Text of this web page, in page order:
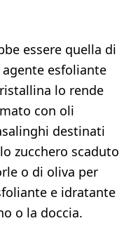
essere quella di
esfoliante
lo rende
con oli
destinati
zucchero scaduto
o di oliva per
e idratante
o la doccia.